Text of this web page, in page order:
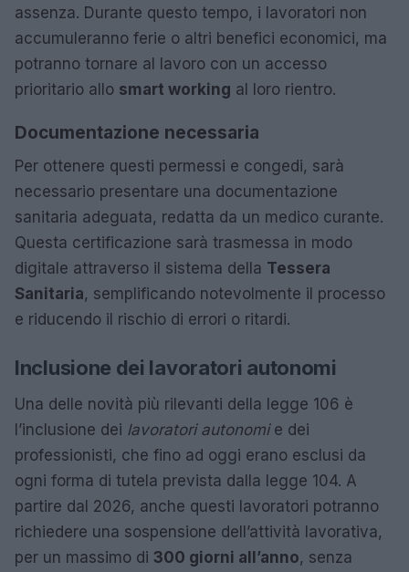
assenza. Durante questo tempo, i lavoratori non
accumuleranno ferie o altri benefici economici, ma
potranno tornare al lavoro con un accesso
prioritario allo smart working al loro rientro.
Documentazione necessaria
Per ottenere questi permessi e congedi, sarà
necessario presentare una documentazione
sanitaria adeguata, redatta da un medico curante.
Questa certificazione sarà trasmessa in modo
digitale attraverso il sistema della Tessera
Sanitaria, semplificando notevolmente il processo
e riducendo il rischio di errori o ritardi.
Inclusione dei lavoratori autonomi
Una delle novità più rilevanti della legge 106 è
l’inclusione dei lavoratori autonomie dei
professionisti, che fino ad oggi erano esclusi da
ogni forma di tutela prevista dalla legge 104. A
partire dal 2026, anche questi lavoratori potranno
richiedere una sospensione dell’attività lavorativa,
per un massimo di 300 giorni all’anno, senza